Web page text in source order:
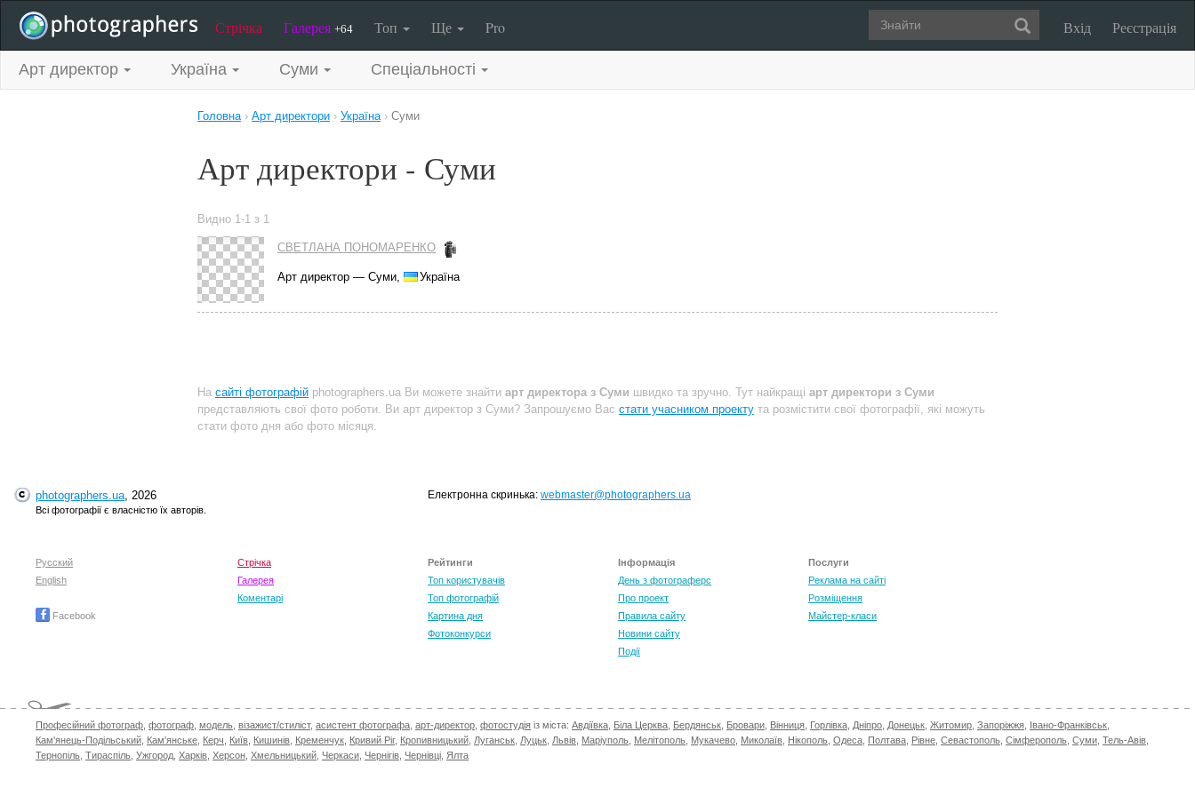
Стрічка Галерея +64 Топ Ще Pro Вхід Реєстрація
Арт директор Україна Суми Спеціальності
Головна› Арт директори › Україна› Суми
Арт директори - Суми
Видно 1-1 з 1
СВЕТЛАНА ПОНОМАРЕНКО
Арт директор — Суми, Україна
На сайті фотографій photographers.ua Ви можете знайти арт директора з Суми швидко та зручно. Тут найкращі арт директори з Суми
представляють свої фото роботи. Ви арт директор з Суми? Запрошуємо Вас стати учасником проекту та розмістити свої фотографії, які можуть
стати фото дня або фото місяця.
photographers.ua, 2026
Всі фотографії є власністю їх авторів.
Електронна скринька: webmaster@photographers.ua
Русский
English
Facebook
Стрічка
Галерея
Коментарі
Рейтинги
Топ користувачів
Топ фотографій
Картина дня
Фотоконкурси
Інформація
День з фотограферс
Про проект
Правила сайту
Новини сайту
Події
Послуги
Реклама на сайті
Розміщення
Майстер-класи
Професійний фотограф фотограф модель візажист/стиліст, асистент фотографа арт-директор фотостудія із міста: Авдіївка Біла Церква Бердянськ Бровари Вінниця Горлівка Дніпро Донецьк Житомир Запоріжжя Івано-Франківськ
Кам'янець-Подільський Кам'янське Керч Київ Кишинів Кременчук Кривий Ріг, Кропивницький Луганськ Луцьк Львів Маріуполь Мелітополь Мукачево Миколаїв Нікополь Одеса Полтава Рівне Севастополь Сімферополь Суми Тель-Авів
Тернопіль Тираспіль Ужгород Харків Херсон Хмельницький Черкаси Чернігів Чернівці Ялта